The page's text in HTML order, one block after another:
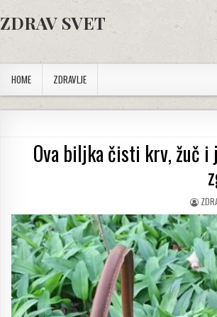
ZDRAV SVET
HOME ZDRAVLJE
Ova biljka čisti krv, žuč i